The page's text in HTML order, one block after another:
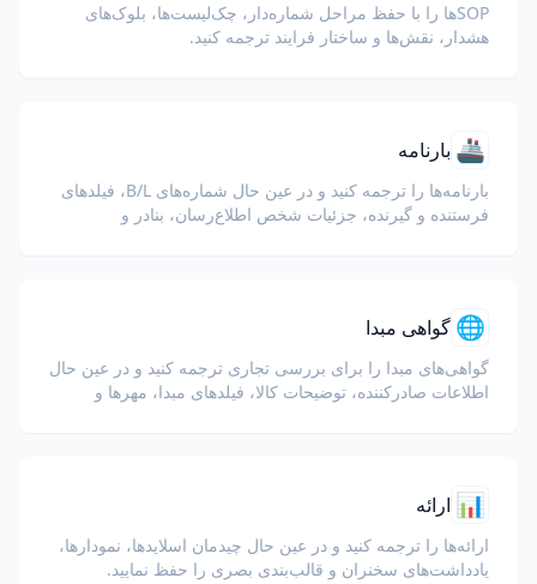
SOPها را با حفظ مراحل شماره‌دار، چک‌لیست‌ها، بلوک‌های
هشدار، نقش‌ها و ساختار فرایند ترجمه کنید.
🚢 بارنامه
بارنامه‌ها را ترجمه کنید و در عین حال شماره‌های B/L، فیلدهای
فرستنده و گیرنده، جزئیات شخص اطلاع‌رسان، بنادر و
🌐 گواهی مبدا
گواهی‌های مبدا را برای بررسی تجاری ترجمه کنید و در عین حال
اطلاعات صادرکننده، توضیحات کالا، فیلدهای مبدا، مهرها و
📊 ارائه
ارائه‌ها را ترجمه کنید و در عین حال چیدمان اسلایدها، نمودارها،
یادداشت‌های سخنران و قالب‌بندی بصری را حفظ نمایید.